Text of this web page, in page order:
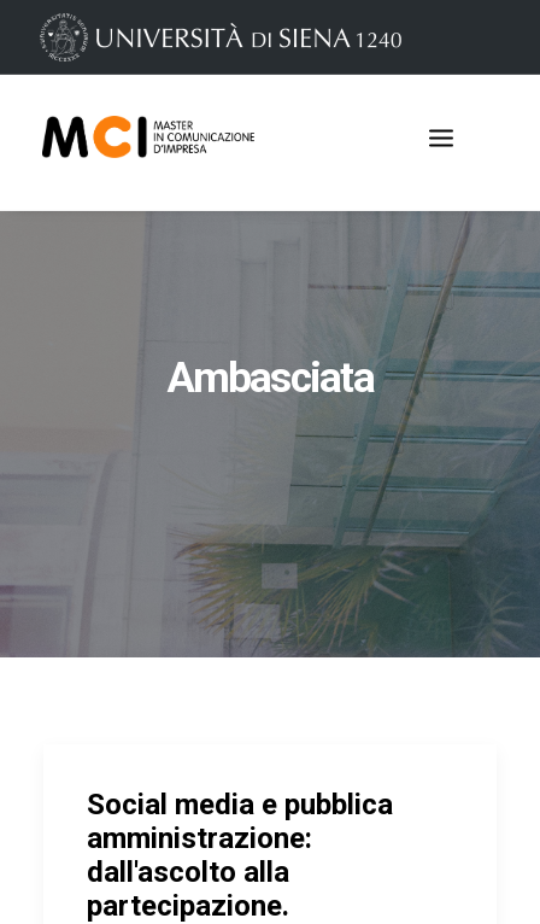
Iscrizioni
Ambasciata
Social media e pubblica
amministrazione:
dall'ascolto alla
partecipazione.